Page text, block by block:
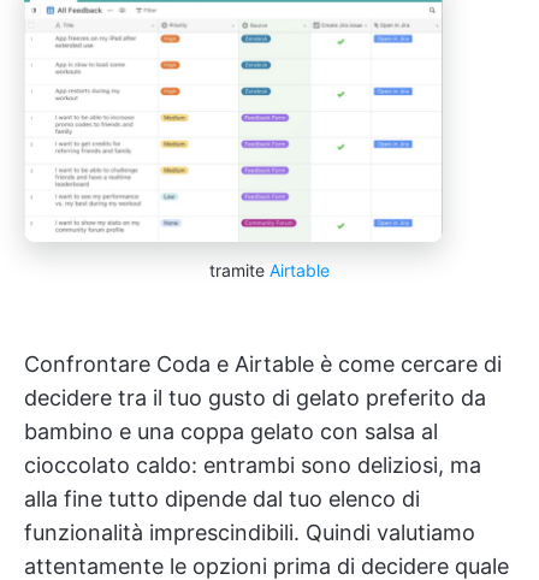
tramite Airtable
Confrontare Coda e Airtable è come cercare di
decidere tra il tuo gusto di gelato preferito da
bambino e una coppa gelato con salsa al
cioccolato caldo: entrambi sono deliziosi, ma
alla fine tutto dipende dal tuo elenco di
funzionalità imprescindibili. Quindi valutiamo
attentamente le opzioni prima di decidere quale